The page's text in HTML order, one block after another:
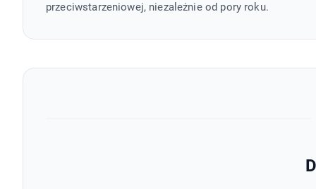
przeciwstarzeniowej, niezależnie od pory roku.